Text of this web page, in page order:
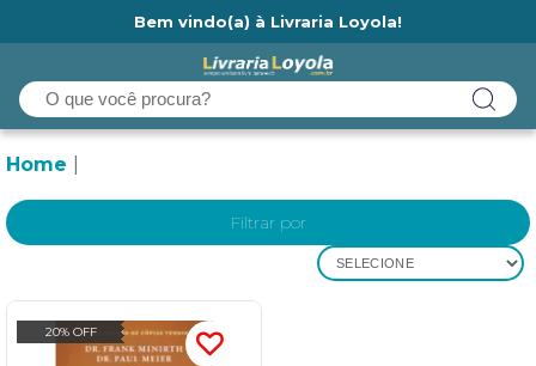
Bem vindo(a) à Livraria Loyola!
Home
Filtrar por
SELECIONE
20% OFF